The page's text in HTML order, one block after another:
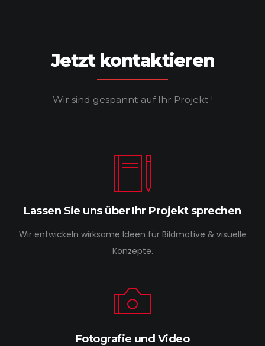
Jetzt kontaktieren
Wir sind gespannt auf Ihr Projekt !
Lassen Sie uns über Ihr Projekt sprechen
Wir entwickeln wirksame Ideen für Bildmotive & visuelle
Konzepte.
Fotografie und Video